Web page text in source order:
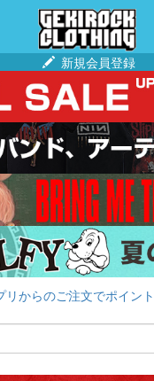
新規会員登録
リからのご注文でポイント